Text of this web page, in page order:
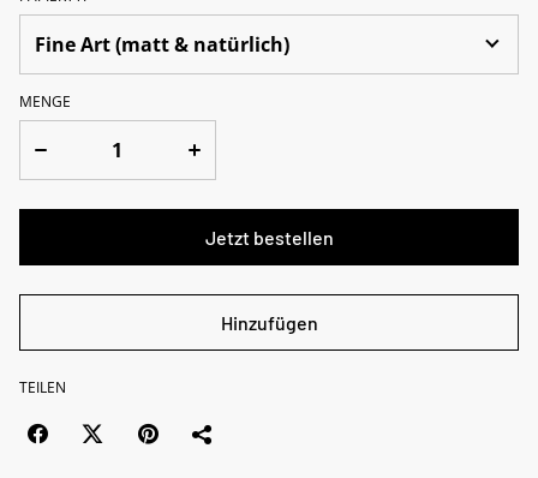
MENGE
Jetzt bestellen
Hinzufügen
TEILEN